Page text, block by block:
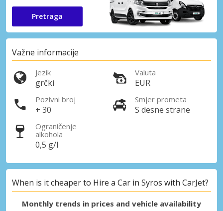
Pretraga
Važne informacije
Jezik
grčki
Valuta
EUR
Pozivni broj
+ 30
Smjer prometa
S desne strane
Ograničenje
alkohola
0,5 g/l
When is it cheaper to Hire a Car in Syros with CarJet?
Monthly trends in prices and vehicle availability